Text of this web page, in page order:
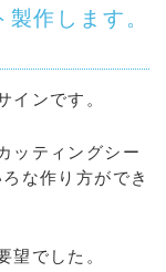
作します。
インです。
ッティングシー
な作り方ができ
望でした。